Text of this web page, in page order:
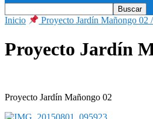
Inicio Proyecto Jardín Mañongo 02
Proyecto Jardín
Proyecto Jardín Mañongo 02